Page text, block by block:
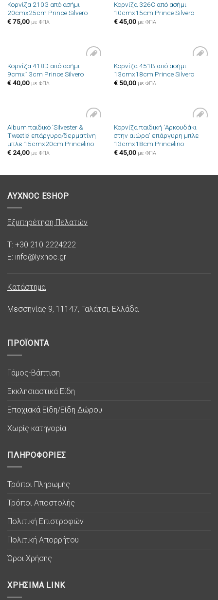
Πρόσθήκη
στην λίστα
Κορνίζα 210G από ασήμι
20cmx25cm Prince Silvero
€75,00 με ΦΠΑ
Πρόσθήκη
στην λίστα
Κορνίζα 326C από ασήμι
10cmx15cm Prince Silvero
€45,00 με ΦΠΑ
Πρόσθήκη
στην λίστα
Κορνίζα 418D από ασήμι
9cmx13cm Prince Silvero
€40,00 με ΦΠΑ
Πρόσθήκη
στην λίστα
Κορνίζα 451B από ασήμι
13cmx18cm Prince Silvero
€50,00 με ΦΠΑ
Πρόσθήκη
στην λίστα
επιθυμιών
Album παιδικό ‘Silvester &
Tweetie’ επάργυρο/δερματίνη
μπλε 15cmx20cm Princelino
€24,00 με ΦΠΑ
Πρόσθήκη
στην λίστα
επιθυμιών
Κορνίζα παιδική ‘Αρκουδάκι
στην αιώρα’ επάργυρη μπλε
13cmx18cm Princelino
€45,00 με ΦΠΑ
ΛΥΧΝΟC ESHOP
Εξυπηρέτηση Πελατών
T: +30 210 2224222
E: info@lyxnoc.gr
Κατάστημα
Μεσσηνίας 9, 11147, Γαλάτσι, Ελλάδα
ΠΡΟΪΟΝΤΑ
Γάμος-Βάπτιση
Εκκλησιαστικά Είδη
Εποχιακά Είδη/Είδη Δώρου
Χωρίς κατηγορία
ΠΛΗΡΟΦΟΡΙΕΣ
Τρόποι Πληρωμής
Τρόποι Αποστολής
Πολιτική Επιστροφών
Πολιτική Απορρήτου
Όροι Χρήσης
ΧΡΗΣΙΜΑ LINK